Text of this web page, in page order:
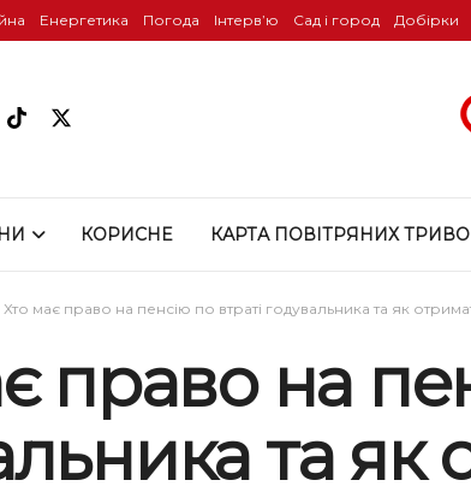
Енергетика Погода Інтервʼю Сад і город Добірки
КОРИСНЕ КАРТА ПОВІТРЯНИХ
Хто має право на пенсію по втраті годувальника та як
право на
та